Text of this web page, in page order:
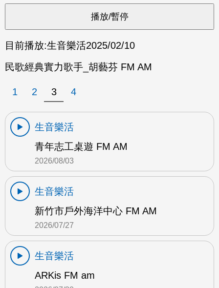
目前播放:生音樂活2025/02/10
民歌經典實力歌手_胡藝芬 FM AM
1 2 3 4
生音樂活
青年志工桌遊 FM AM
2026/08/03
生音樂活
新竹市戶外海洋中心 FM AM
2026/07/27
生音樂活
ARKis FM am